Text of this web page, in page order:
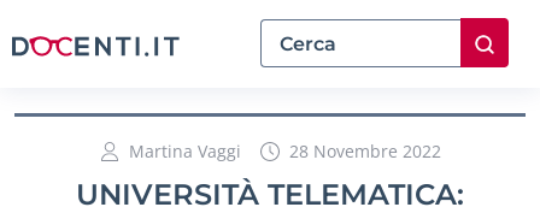
Martina Vaggi 28 Novembre 2022
UNIVERSITÀ TELEMATICA: